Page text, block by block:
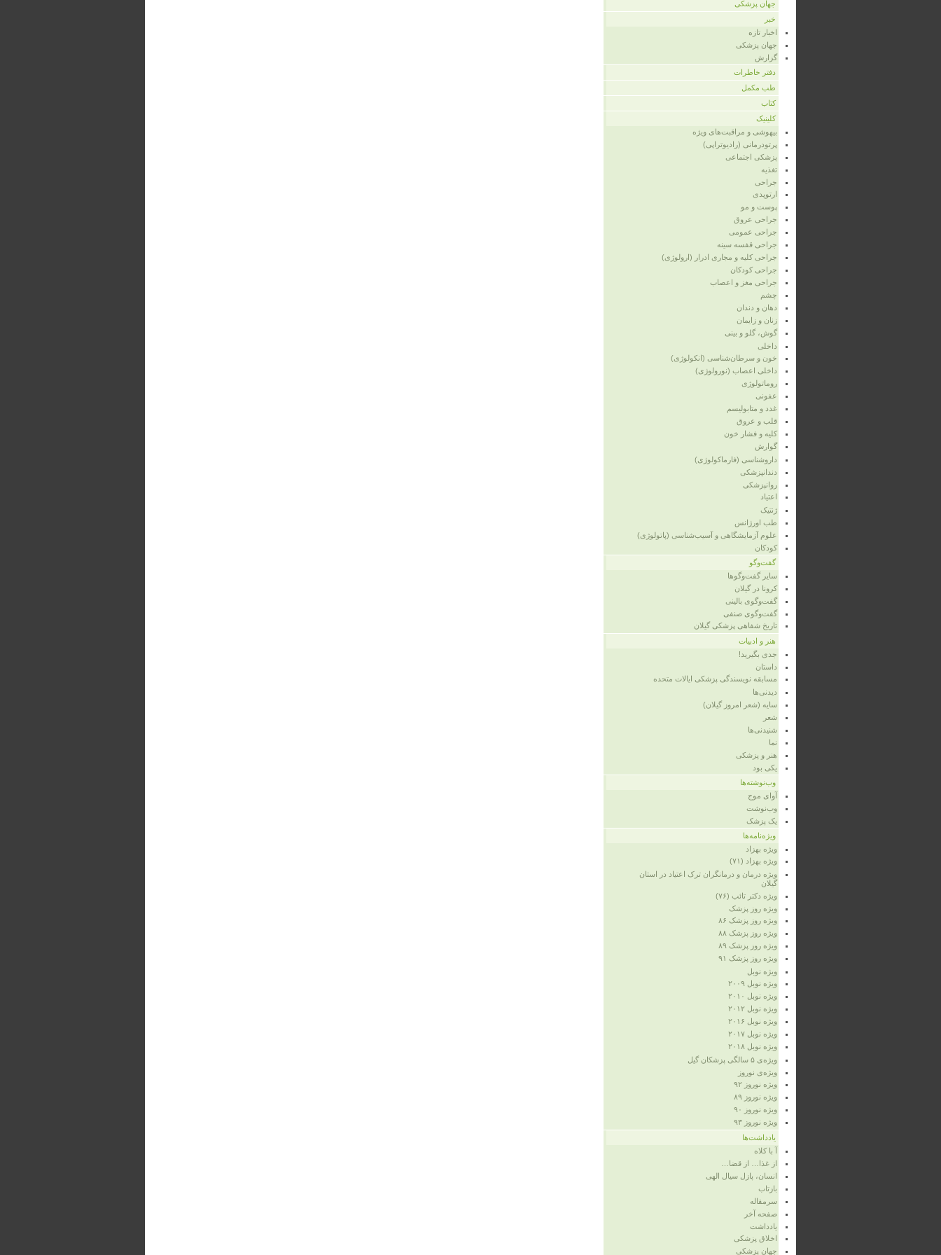
جهان پزشکی
خبر
اخبار تازه
جهان پزشکی
گزارش
دفتر خاطرات
طب مکمل
کتاب
کلینیک
بیهوشی و مراقبت‌های ویژه
پرتودرمانی (رادیوتراپی)
پزشکی اجتماعی
تغذیه
جراحی
ارتوپدی
پوست و مو
جراحی عروق
جراحی عمومی
جراحی قفسه‌ سینه
جراحی کلیه و مجاری ادرار (ارولوژی)
جراحی کودکان
جراحی مغز و اعصاب
چشم
دهان و دندان
زنان و زایمان
گوش، گلو و بینی
داخلی
خون و سرطان‌شناسی (انکولوژی)
داخلی اعصاب (نورولوژی)
روماتولوژی
عفونی
غدد و متابولیسم
قلب و عروق
کلیه و فشار خون
گوارش
داروشناسی (فارماکولوژی)
دندانپزشکی
روانپزشکی
اعتیاد
ژنتیک
طب اورژانس
علوم آزمایشگاهی و آسیب‌شناسی (پاتولوژی)
کودکان
گفت‌وگو
سایر گفت‌وگوها
کرونا در گیلان
گفت‌وگوی بالینی
گفت‌وگوی صنفی
تاریخ شفاهی پزشکی گیلان
هنر و ادبیات
جدی بگیرید!
داستان
مسابقه نویسندگی پزشکی ایالات متحده
دیدنی‌ها
سایه (شعر امروز گیلان)
شعر
شنیدنی‌ها
نما
هنر و پزشکی
یکی بود
وب‌نوشته‌ها
آوای موج
وب‌نوشت
یک پزشک
ویژه‌نامه‌ها
ویژه‌ بهزاد
ویژه‌ بهزاد (۷۱)
ویژه‌ درمان و درمانگران ترک اعتیاد در استان
گیلان
ویژه‌ دکتر تائب (۷۶)
ویژه‌ روز پزشک
ویژه روز پزشک ۸۶
ویژه‌ روز پزشک ۸۸
ویژه‌ روز پزشک ۸۹
ویژه‌ روز پزشک ۹۱
ویژه‌ نوبل
ویژه‌ نوبل ۲۰۰۹
ویژه‌ نوبل ۲۰۱۰
ویژه‌ نوبل ۲۰۱۲
ویژه نوبل ۲۰۱۶
ویژه نوبل ۲۰۱۷
ویژه نوبل ۲۰۱۸
ویژه‌ی ۵ سالگی پزشکان گیل
ویژه‌ی نوروز
ویژه‌ نوروز ۹۲
ویژه‌ نوروز ۸۹
ویژه‌ نوروز ۹۰
ویژه‌ نوروز ۹۳
یادداشت‌ها
آ با کلاه
از غذا… از قضا…
انسان، پازل سیال الهی
بازتاب
سرمقاله
صفحه‌ آخر
یادداشت
اخلاق پزشکی
جهان پزشکی